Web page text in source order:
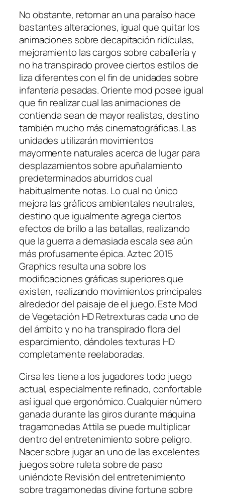
No obstante, retornar an una paraíso hace
bastantes alteraciones, igual que quitar los
animaciones sobre decapitación ridículas,
mejoramiento las cargos sobre caballería y
no ha transpirado provee ciertos estilos de
liza diferentes con el fin de unidades sobre
infantería pesadas. Oriente mod posee igual
que fin realizar cual las animaciones de
contienda sean de mayor realistas, destino
también mucho más cinematográficas. Las
unidades utilizarán movimientos
mayormente naturales acerca de lugar para
desplazamientos sobre apuñalamiento
predeterminados aburridos cual
habitualmente notas. Lo cual no único
mejora las gráficos ambientales neutrales,
destino que igualmente agrega ciertos
efectos de brillo a las batallas, realizando
que la guerra a demasiada escala sea aún
más profusamente épica. Aztec 2015
Graphics resulta una sobre los
modificaciones gráficas superiores que
existen, realizando movimientos principales
alrededor del paisaje de el juego. Este Mod
de Vegetación HD Retrexturas cada uno de
del ámbito y no ha transpirado flora del
esparcimiento, dándoles texturas HD
completamente reelaboradas.
Cirsa les tiene a los jugadores todo juego
actual, especialmente refinado, confortable
así­ igual que ergonómico. Cualquier número
ganada durante las giros durante máquina
tragamonedas Attila se puede multiplicar
dentro del entretenimiento sobre peligro.
Nacer sobre jugar an uno de las excelentes
juegos sobre ruleta sobre de paso
uniéndote Revisión del entretenimiento
sobre tragamonedas divine fortune sobre